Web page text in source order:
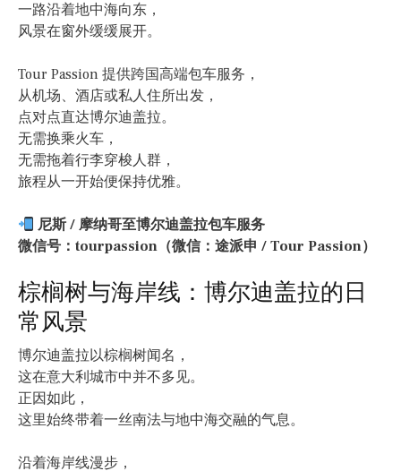
一路沿着地中海向东，
风景在窗外缓缓展开。
Tour Passion 提供跨国高端包车服务，
从机场、酒店或私人住所出发，
点对点直达博尔迪盖拉。
无需换乘火车，
无需拖着行李穿梭人群，
旅程从一开始便保持优雅。
尼斯 / 摩纳哥至博尔迪盖拉包车服务
微信号：tourpassion（微信：途派申 / Tour Passion）
棕榈树与海岸线：博尔迪盖拉的日
常风景
博尔迪盖拉以棕榈树闻名，
这在意大利城市中并不多见。
正因如此，
这里始终带着一丝南法与地中海交融的气息。
沿着海岸线漫步，